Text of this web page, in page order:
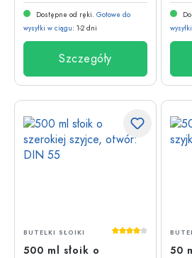
Dostępne od ręki. Gotowe do
wysyłki w ciągu: 1-2 dni
Szczegóły
Średnia ocena 4
BUTELKI SŁOIKI
500 ml słoik o
50